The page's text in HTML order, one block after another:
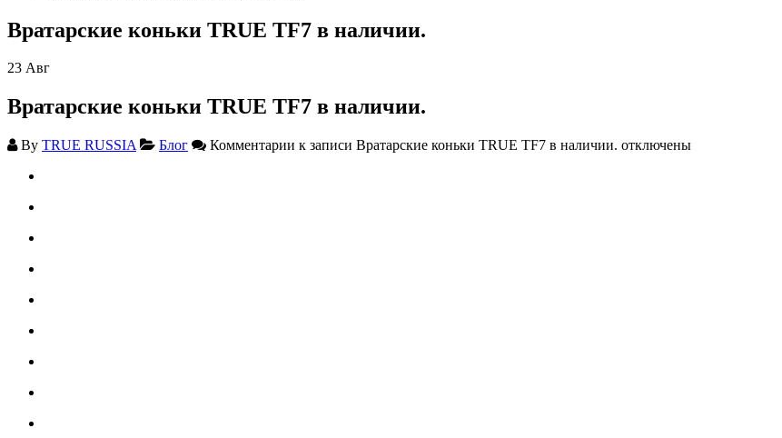
Вратарские коньки TRUE TF7 в наличии.
23 Авг
Вратарские коньки TRUE TF7 в наличии.
By TRUE RUSSIA Блог Комментарии к записи Вратарские коньки TRUE TF7 в наличии. отключены